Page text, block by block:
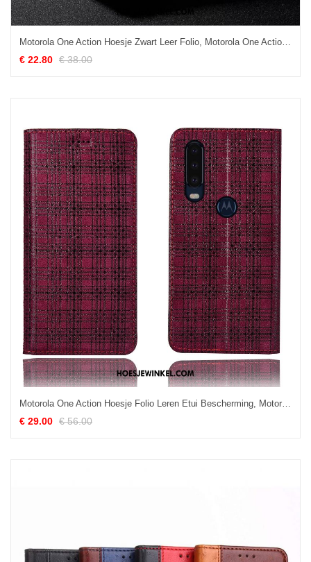
Motorola One Action Hoesje Zwart Leer Folio, Motorola One Action Hoesje Anti-fall Mobiele Telefoon
€ 22.80 € 38.00
Motorola One Action Hoesje Folio Leren Etui Bescherming, Motorola One Action Hoesje Mobiele Telefoon Rood
€ 29.00 € 56.00